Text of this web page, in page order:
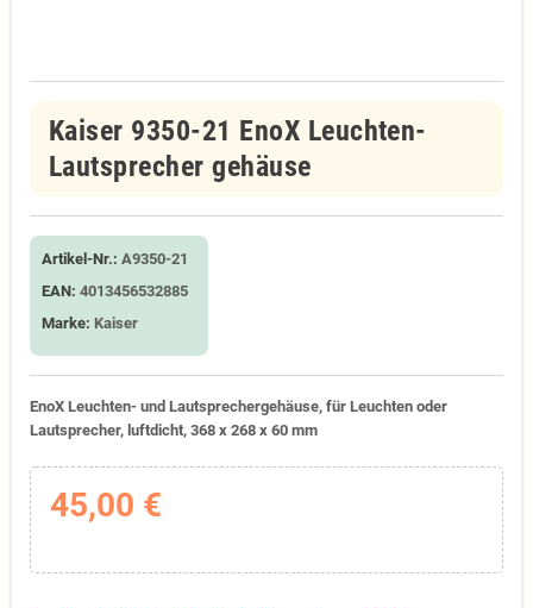
Kaiser 9350-21 EnoX Leuchten-
Lautsprecher gehäuse
Artikel-Nr.: A9350-21
EAN: 4013456532885
Marke: Kaiser
EnoX Leuchten- und Lautsprechergehäuse, für Leuchten oder
Lautsprecher, luftdicht, 368 x 268 x 60 mm
45,00 €